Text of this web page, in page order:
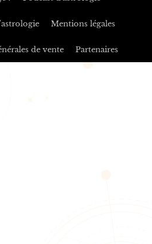
Mentions légales
de vente Partenaires